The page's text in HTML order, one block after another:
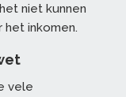
niet kunnen
inkomen.
vele